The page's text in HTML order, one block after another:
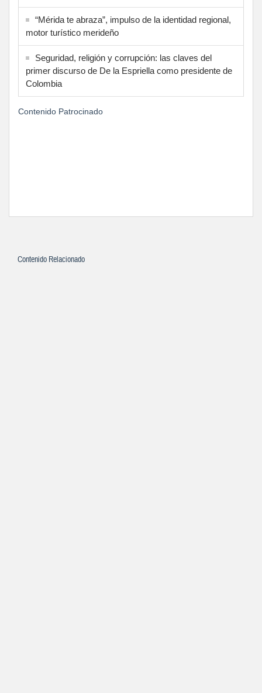
“Mérida te abraza”, impulso de la identidad regional,
motor turístico merideño
Seguridad, religión y corrupción: las claves del
primer discurso de De la Espriella como presidente de
Colombia
Contenido Patrocinado
Contenido Relacionado